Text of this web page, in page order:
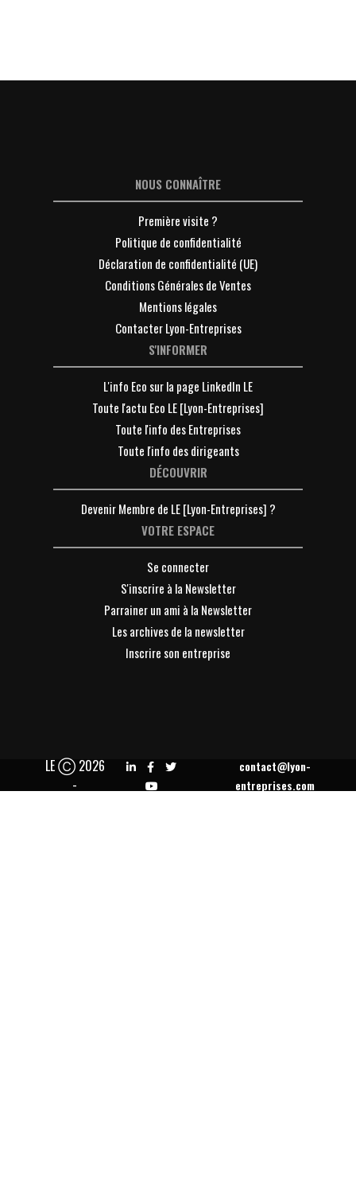
NOUS CONNAÎTRE
Première visite ?
Politique de confidentialité
Déclaration de confidentialité (UE)
Conditions Générales de Ventes
Mentions légales
Contacter Lyon-Entreprises
S'INFORMER
L'info Eco sur la page LinkedIn LE
Toute l'actu Eco LE [Lyon-Entreprises]
Toute l'info des Entreprises
Toute l'info des dirigeants
DÉCOUVRIR
Devenir Membre de LE [Lyon-Entreprises] ?
VOTRE ESPACE
Se connecter
S'inscrire à la Newsletter
Parrainer un ami à la Newsletter
Les archives de la newsletter
Inscrire son entreprise
LE Ⓒ 2026
-
contact@lyon-
entreprises.com